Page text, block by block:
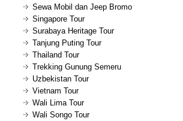
Sewa Mobil dan Jeep Bromo
Singapore Tour
Surabaya Heritage Tour
Tanjung Puting Tour
Thailand Tour
Trekking Gunung Semeru
Uzbekistan Tour
Vietnam Tour
Wali Lima Tour
Wali Songo Tour